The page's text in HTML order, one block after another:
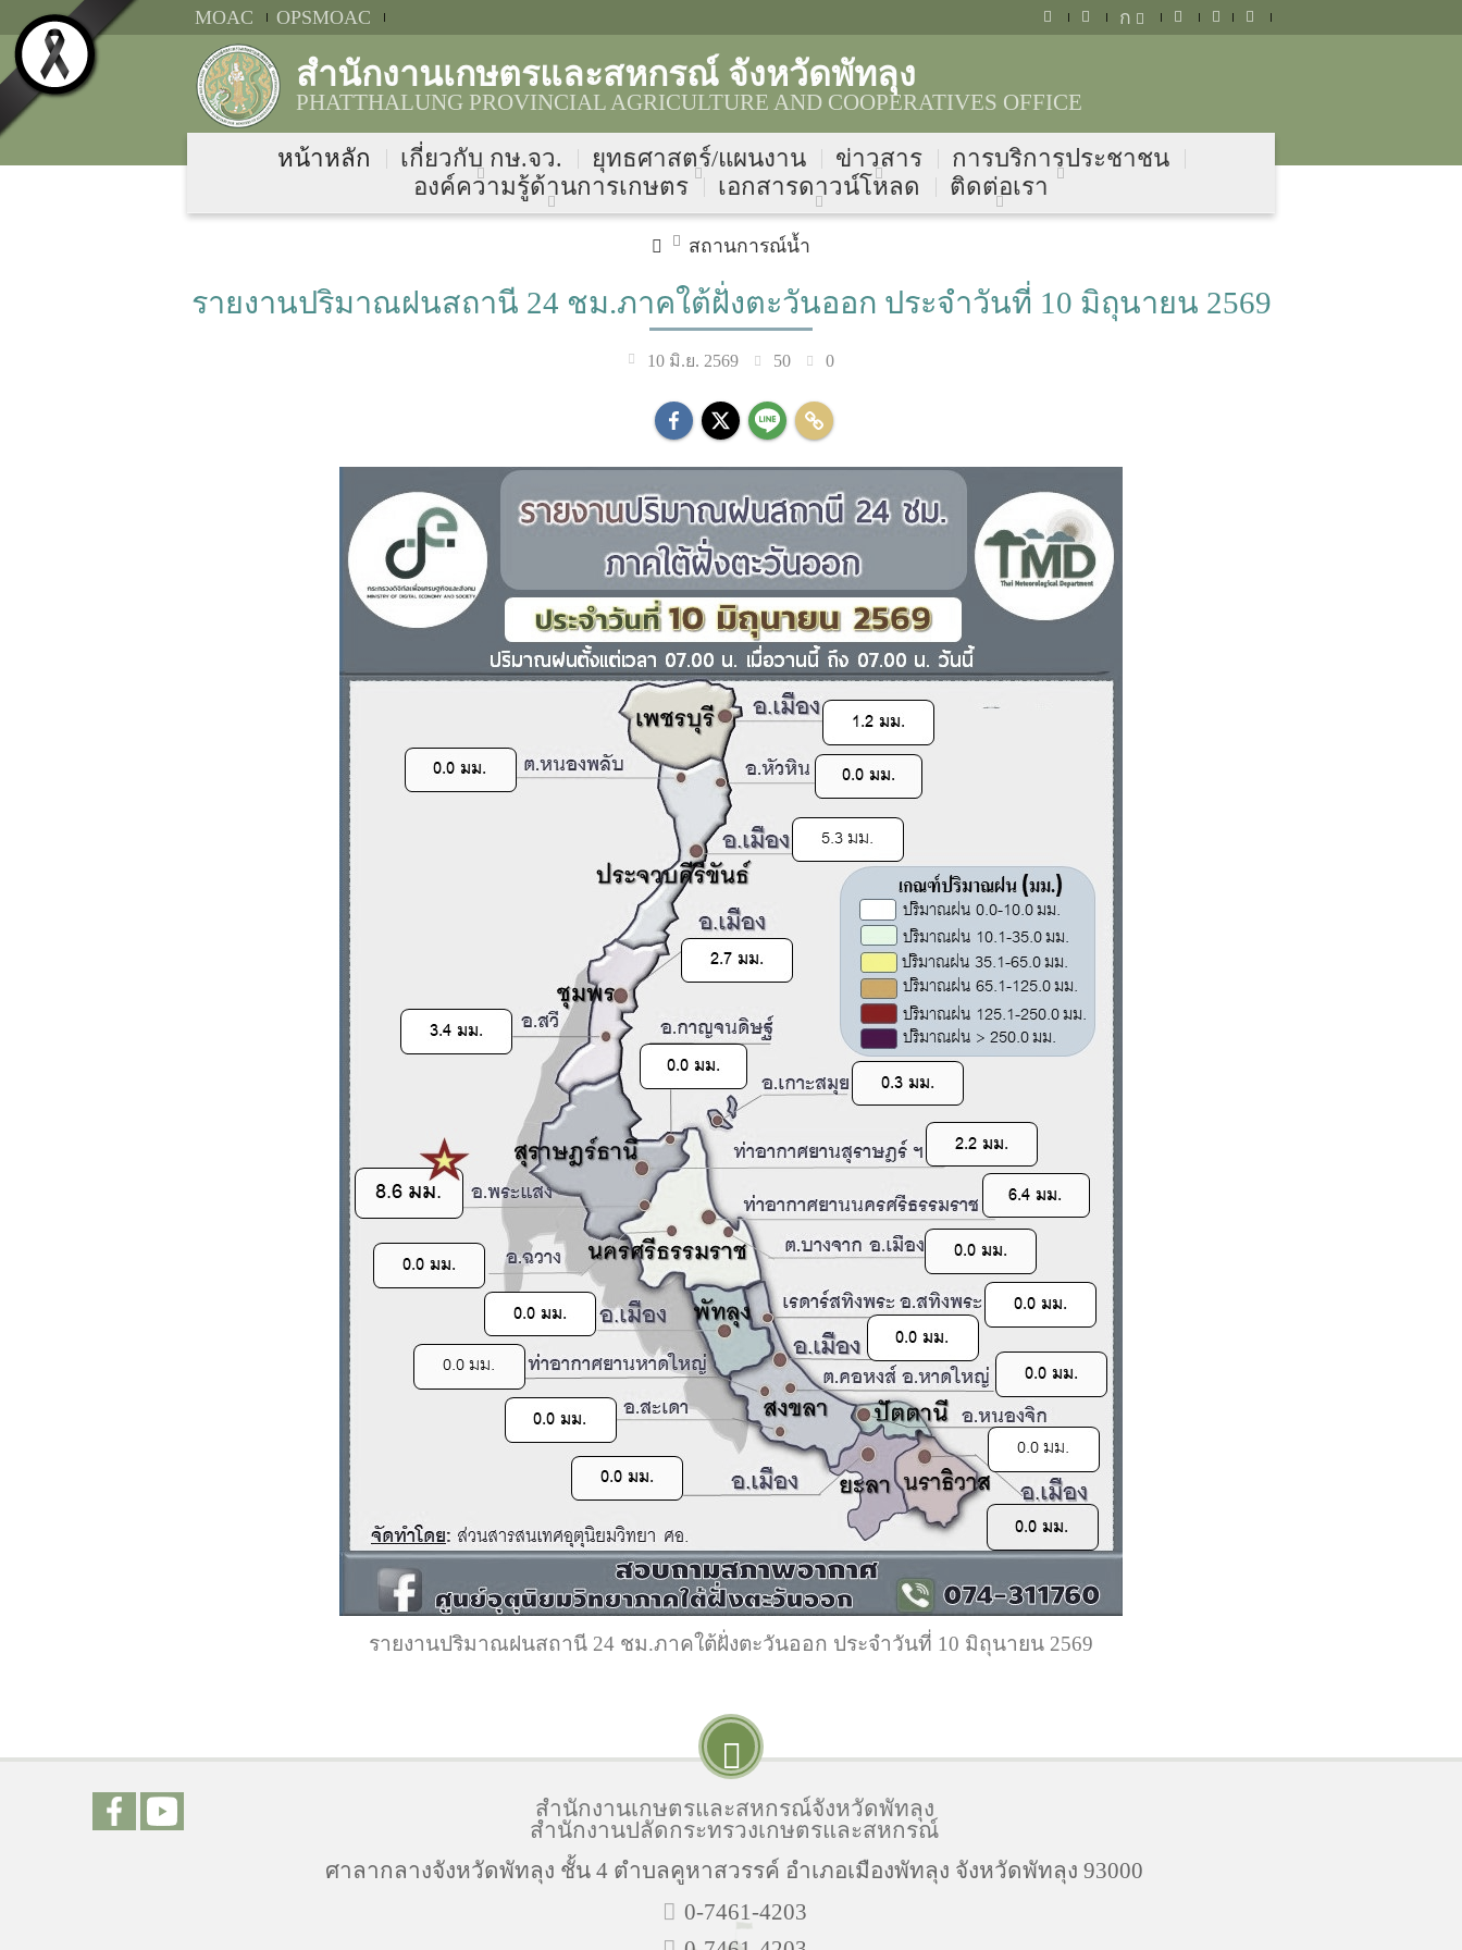
MOAC OPSMOAC ก
สำนักงานเกษตรและสหกรณ์ จังหวัดพัทลุง
PHATTHALUNG PROVINCIAL AGRICULTURE AND COOPERATIVES OFFICE
หน้าหลัก เกี่ยวกับ กษ.จว. ยุทธศาสตร์/แผนงาน ข่าวสาร
การบริการประชาชน
องค์ความรู้ด้านการเกษตร
เอกสารดาวน์โหลด ติดต่อเรา
สถานการณ์น้ำ
รายงานปริมาณฝนสถานี 24 ชม.ภาคใต้ฝั่งตะวันออก ประจำวันที่ 10 มิถุนายน 2569
10 มิ.ย. 2569 50 0
รายงานปริมาณฝนสถานี 24 ชม.ภาคใต้ฝั่งตะวันออก ประจำวันที่ 10 มิถุนายน 2569
สำนักงานเกษตรและสหกรณ์จังหวัดพัทลุง
สำนักงานปลัดกระทรวงเกษตรและสหกรณ์
ศาลากลางจังหวัดพัทลุง ชั้น 4 ตำบลคูหาสวรรค์ อำเภอเมืองพัทลุง จังหวัดพัทลุง 93000
0-7461-4203